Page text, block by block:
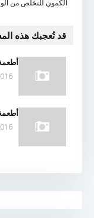
الكمون للتخلص من
قد تُعجبك هذه